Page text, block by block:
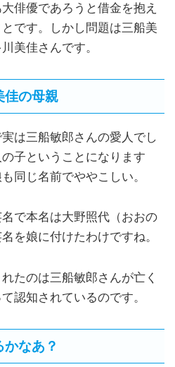
俳優であろうと借金を抱え
です。しかし問題は三船美
美佳さんです。
佳の母親
は三船敏郎さんの愛人でし
子ということになります
同じ名前でややこしい。
で本名は大野照代（おおの
を娘に付けたわけですね。
たのは三船敏郎さんが亡く
認知されているのです。
なあ？